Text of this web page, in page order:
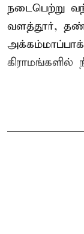
நடைபெற்று
வளத்தூர்,